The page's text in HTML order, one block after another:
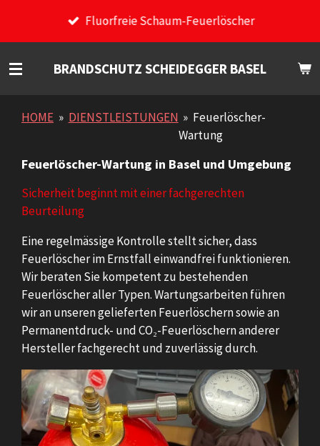
Fluorfreie Schaum-Feuerlöscher
BRANDSCHUTZ SCHEIDEGGER BASEL
HOME » DIENSTLEISTUNGEN » Feuerlöscher-
Wartung
Feuerlöscher-Wartung in Basel und Umgebung
Sicherheit beginnt mit einer fachgerechten
Beurteilung
Eine regelmässige Kontrolle stellt sicher, dass
Feuerlöscher im Ernstfall einwandfrei funktionieren.
Wir beraten Sie kompetent zu bestehenden
Feuerlöscher aller Typen. Wartungsarbeiten führen
wir an unseren gelieferten Feuerlöschern sowie an
Permanentdruck- und CO₂-Feuerlöschern anderer
Hersteller fachgerecht und zuverlässig durch.